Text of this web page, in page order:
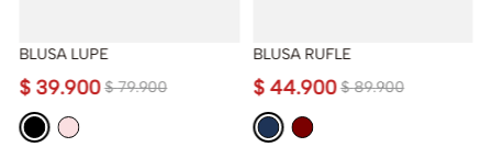
BLUSA LUPE
$ 79.900
$ 39.900
BLUSA RUFLE
$ 89.900
$ 44.900